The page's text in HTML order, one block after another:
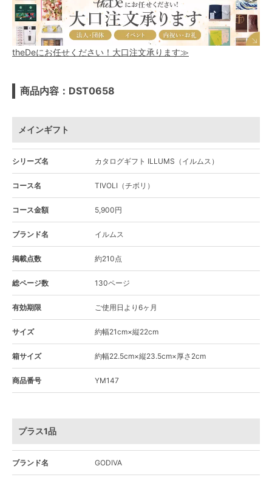
theDeにお任せください！大口注文承ります≫
商品内容：DST0658
メインギフト
シリーズ名 カタログギフト ILLUMS（イルムス）
コース名 TIVOLI（チボリ）
コース金額 5,900円
ブランド名 イルムス
掲載点数 約210点
総ページ数 130ページ
有効期限 ご使用日より6ヶ月
サイズ 約幅21cm×縦22cm
箱サイズ 約幅22.5cm×縦23.5cm×厚さ2cm
商品番号 YM147
プラス1品
ブランド名 GODIVA